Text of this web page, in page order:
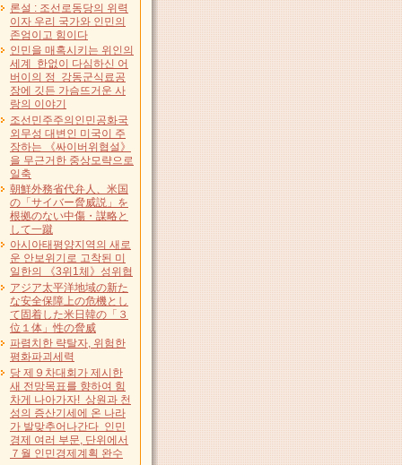
론설 : 조선로동당의 위력
이자 우리 국가와 인민의
존엄이고 힘이다
인민을 매혹시키는 위인의
세계 한없이 다심하신 어
버이의 정 강동군식료공
장에 깃든 가슴뜨거운 사
랑의 이야기
조선민주주의인민공화국
외무성 대변인 미국이 주
장하는 《싸이버위협설》
을 무근거한 중상모략으로
일축
朝鮮外務省代弁人、米国
の「サイバー脅威説」を
根拠のない中傷・謀略と
して一蹴
아시아태평양지역의 새로
운 안보위기로 고착된 미
일한의 《3위1체》성위협
アジア太平洋地域の新た
な安全保障上の危機とし
て固着した米日韓の「３
位１体」性の脅威
파렴치한 략탈자, 위험한
평화파괴세력
당 제９차대회가 제시한
새 전망목표를 향하여 힘
차게 나아가자! 상원과 천
성의 증산기세에 온 나라
가 발맞추어나간다 인민
경제 여러 부문, 단위에서
７월 인민경제계획 완수